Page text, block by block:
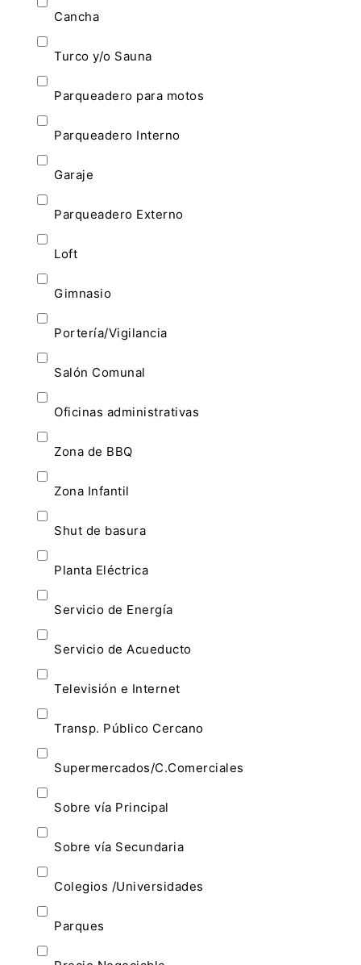
Cancha
Turco y/o Sauna
Parqueadero para motos
Parqueadero Interno
Garaje
Parqueadero Externo
Loft
Gimnasio
Portería/Vigilancia
Salón Comunal
Oficinas administrativas
Zona de BBQ
Zona Infantil
Shut de basura
Planta Eléctrica
Servicio de Energía
Servicio de Acueducto
Televisión e Internet
Transp. Público Cercano
Supermercados/C.Comerciales
Sobre vía Principal
Sobre vía Secundaria
Colegios /Universidades
Parques